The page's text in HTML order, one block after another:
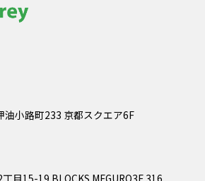
油小路町233 京都スクエア6F